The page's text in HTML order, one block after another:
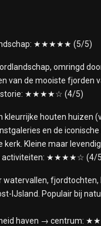
★★★★★ (5/5)
omringd
van de mooiste fjorden
★★★★☆ (4/5)
kleurrijke houten huizen
en de
kerk. Kleine maar
activiteiten: ★★★★☆ (4/
watervallen, fjordtochten,
IJsland. Populair bij
haven → centrum: